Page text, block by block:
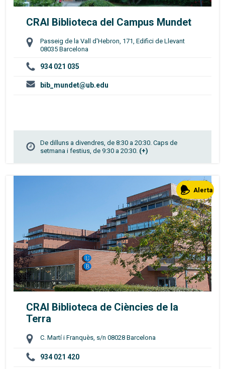
CRAI Biblioteca del Campus Mundet
Passeig de la Vall d'Hebron, 171, Edifici de Llevant
08035 Barcelona
934 021 035
bib_mundet@ub.edu
De dilluns a divendres, de 8:30 a 20:30. Caps de
setmana i festius, de 9:30 a 20:30. (+)
CRAI Biblioteca de Ciències de la
Terra
C. Martí i Franquès, s/n 08028 Barcelona
934 021 420
Alerta